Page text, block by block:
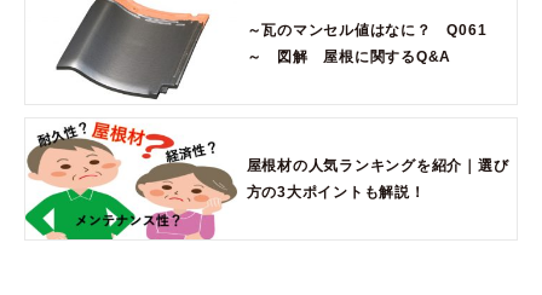
～瓦のマンセル値はなに？ Q061
～ 図解 屋根に関するQ&A
屋根材の人気ランキングを紹介｜選び
方の3大ポイントも解説！